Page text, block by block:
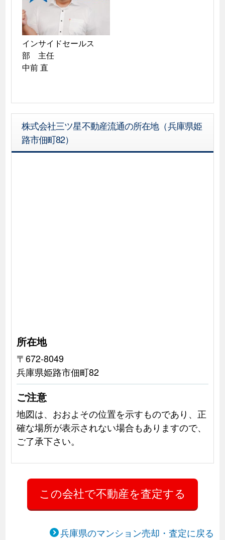
インサイドセールス
部　主任
中前 直
株式会社三ツ星不動産流通の所在地（兵庫県姫
路市佃町82）
所在地
〒672-8049
兵庫県姫路市佃町82
ご注意
地図は、おおよその位置を示すものであり、正
確な場所が表示されない場合もありますので、
ご了承下さい。
兵庫県のマンション売却・査定に戻る